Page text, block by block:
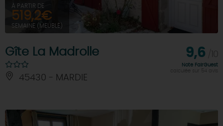
À PARTIR DE
519,2€
SEMAINE (MEUBLÉ)
Gîte La Madrolle
45430 - MARDIE
9,6
Note FairGuest
calculée sur 54 avis